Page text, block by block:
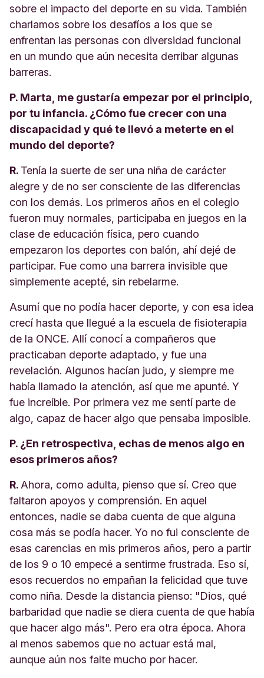
sobre el impacto del deporte en su vida. También
charlamos sobre los desafíos a los que se
enfrentan las personas con diversidad funcional
en un mundo que aún necesita derribar algunas
barreras.
P. Marta, me gustaría empezar por el principio,
por tu infancia. ¿Cómo fue crecer con una
discapacidad y qué te llevó a meterte en el
mundo del deporte?
R. Tenía la suerte de ser una niña de carácter
alegre y de no ser consciente de las diferencias
con los demás. Los primeros años en el colegio
fueron muy normales, participaba en juegos en la
clase de educación física, pero cuando
empezaron los deportes con balón, ahí dejé de
participar. Fue como una barrera invisible que
simplemente acepté, sin rebelarme.
Asumí que no podía hacer deporte, y con esa idea
crecí hasta que llegué a la escuela de fisioterapia
de la ONCE. Allí conocí a compañeros que
practicaban deporte adaptado, y fue una
revelación. Algunos hacían judo, y siempre me
había llamado la atención, así que me apunté. Y
fue increíble. Por primera vez me sentí parte de
algo, capaz de hacer algo que pensaba imposible.
P. ¿En retrospectiva, echas de menos algo en
esos primeros años?
R.Ahora, como adulta, pienso que sí. Creo que
faltaron apoyos y comprensión. En aquel
entonces, nadie se daba cuenta de que alguna
cosa más se podía hacer. Yo no fui consciente de
esas carencias en mis primeros años, pero a partir
de los 9 o 10 empecé a sentirme frustrada. Eso sí,
esos recuerdos no empañan la felicidad que tuve
como niña. Desde la distancia pienso: "Dios, qué
barbaridad que nadie se diera cuenta de que había
que hacer algo más". Pero era otra época. Ahora
al menos sabemos que no actuar está mal,
aunque aún nos falte mucho por hacer.